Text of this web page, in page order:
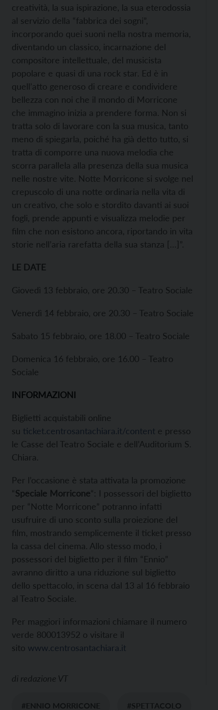
creatività, la sua ispirazione, la sua eterodossia
al servizio della “fabbrica dei sogni”,
incorporando quei suoni nella nostra memoria,
diventando un classico, incarnazione del
compositore intellettuale, del musicista
popolare e quasi di una rock star. Ed è in
quell’atto generoso di creare e condividere
bellezza con noi che il mondo di Morricone
che immagino inizia a prendere forma. Non si
tratta solo di lavorare con la sua musica, tanto
meno di spiegarla, poiché ha già detto tutto, si
tratta di comporre una nuova melodia che
scorra parallela alla presenza della sua musica
nelle nostre vite. Notte Morricone si svolge nel
crepuscolo di una notte ordinaria nella vita di
un creativo, che solo e stordito davanti ai suoi
fogli, prende appunti e visualizza melodie per
film che non esistono ancora, riportando in vita
storie nell’aria rarefatta della sua stanza […]”.
LE DATE
Giovedì 13 febbraio, ore 20.30 – Teatro Sociale
Venerdì 14 febbraio, ore 20.30 – Teatro Sociale
Sabato 15 febbraio, ore 18.00 – Teatro Sociale
Domenica 16 febbraio, ore 16.00 – Teatro
Sociale
INFORMAZIONI
Biglietti acquistabili online
su ticket.centrosantachiara.it/content e presso
le Casse del Teatro Sociale e dell’Auditorium S.
Chiara.
Per l’occasione è stata attivata la promozione
“Speciale Morricone“: I possessori del biglietto
per “Notte Morricone” potranno infatti
usufruire di uno sconto sulla proiezione del
film, mostrando semplicemente il ticket presso
la cassa del cinema. Allo stesso modo, i
possessori del biglietto per il film “Ennio”
avranno diritto a una riduzione sul biglietto
dello spettacolo, in scena dal 13 al 16 febbraio
al Teatro Sociale.
Per maggiori informazioni chiamare il numero
verde 800013952 o visitare il
sito www.centrosantachiara.it
di redazione VT
#ENNIO MORRICONE #SPETTACOLO